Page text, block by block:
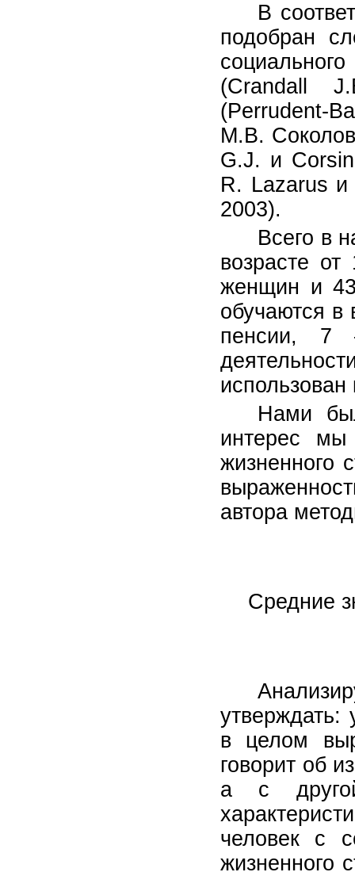
В
подобран
(Crandall
(Perrudent-
М.В.
G.J. и
R. Lazarus
2003).
Всего в
возрасте
женщин и
обучаются в
пенсии, 7
Нами
интерес мы
жизненного
автора
Средние
утверждать:
в целом
говорит об
а с
человек с
жизненного